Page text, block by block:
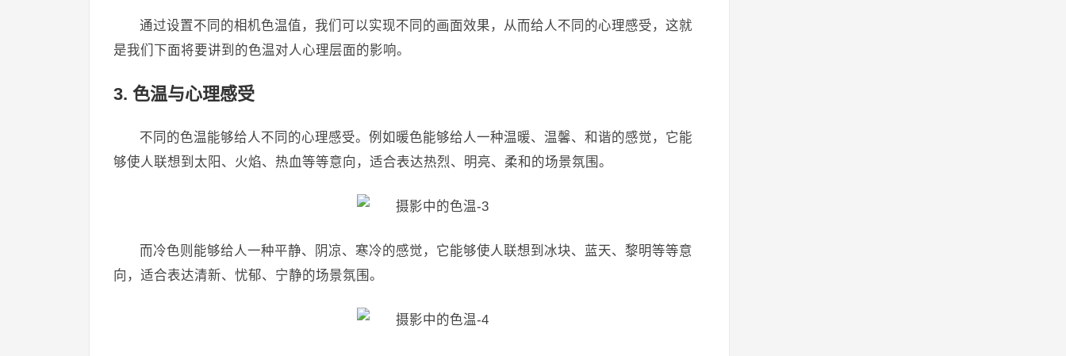
​通过设置不同的相机色温值，我们可以实现不同的画面效果，从而给人不同的心理感受，这就
是我们下面将要讲到的色温对人心理层面的影响。
3. 色温与心理感受
不同的色温能够给人不同的心理感受。例如暖色能够给人一种温暖、温馨、和谐的感觉，它能
够使人联想到太阳、火焰、热血等等意向，适合表达热烈、明亮、柔和的场景氛围。
​而冷色则能够给人一种平静、阴凉、寒冷的感觉，它能够使人联想到冰块、蓝天、黎明等等意
向，适合表达清新、忧郁、宁静的场景氛围。